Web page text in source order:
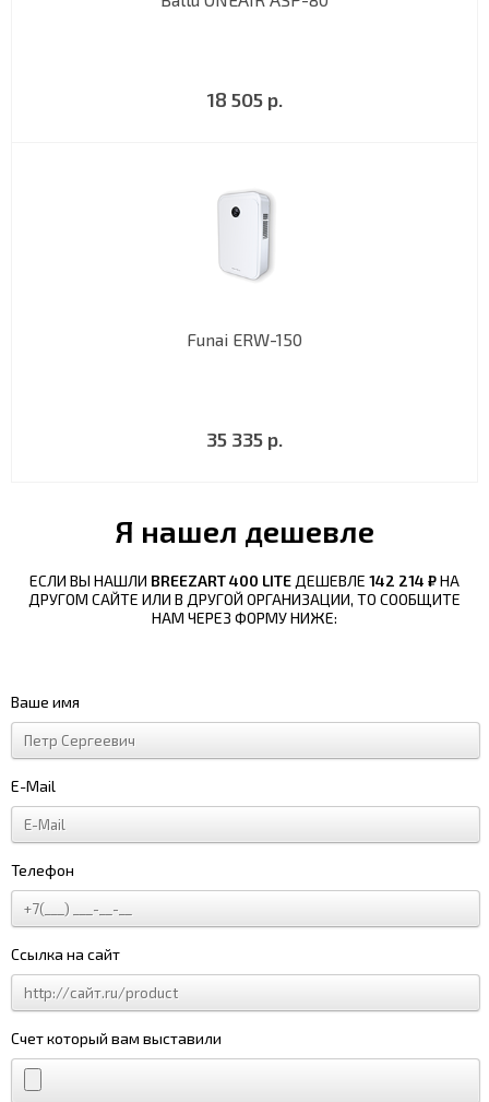
18 505 р.
Funai ERW-150
35 335 р.
Я нашел дешевле
ЕСЛИ ВЫ НАШЛИ BREEZART 400 LITEДЕШЕВЛЕ 142 214 ₽НА
ДРУГОМ САЙТЕ ИЛИ В ДРУГОЙ ОРГАНИЗАЦИИ, ТО СООБЩИТЕ
НАМ ЧЕРЕЗ ФОРМУ НИЖЕ:
Ваше имя
E-Mail
Телефон
Ссылка на сайт
Счет который вам выставили